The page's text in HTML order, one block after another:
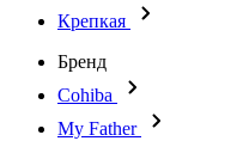
Крепкая
Бренд
Cohiba
My Father